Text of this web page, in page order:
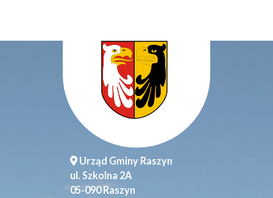
Urząd Gminy Raszyn
ul. Szkolna 2A
05-090 Raszyn